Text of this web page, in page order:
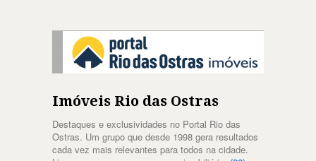
Imóveis Rio das Ostras
Destaques e exclusividades no Portal Rio das
Ostras. Um grupo que desde 1998 gera resultados
cada vez mais relevantes para todos na cidade.